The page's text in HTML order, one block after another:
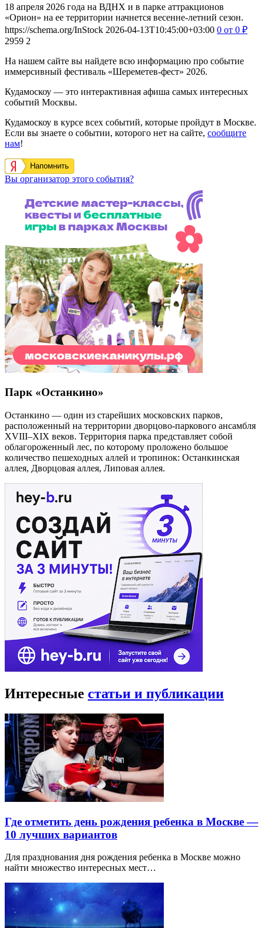
18 апреля 2026 года на ВДНХ и в парке аттракционов
«Орион» на ее территории начнется весенне-летний сезон.
https://schema.org/InStock 2026-04-13T10:45:00+03:00 0 от 0 ₽
2959 2
На нашем сайте вы найдете всю информацию про событие
иммерсивный фестиваль «Шереметев-фест» 2026.
Кудамоскоу — это интерактивная афиша самых интересных
событий Москвы.
Кудамоскоу в курсе всех событий, которые пройдут в Москве.
Если вы знаете о событии, которого нет на сайте, сообщите
нам!
Напомнить
Вы организатор этого события?
Парк «Останкино»
Останкино — один из старейших московских парков,
расположенный на территории дворцово-паркового ансамбля
XVIII–XIX веков. Территория парка представляет собой
облагороженный лес, по которому проложено большое
количество пешеходных аллей и тропинок: Останкинская
аллея, Дворцовая аллея, Липовая аллея.
Интересные статьи и публикации
Где отметить день рождения ребенка в Москве —
10 лучших вариантов
Для празднования дня рождения ребенка в Москве можно
найти множество интересных мест…